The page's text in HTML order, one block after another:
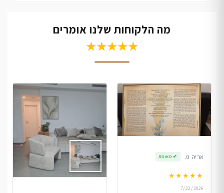
מה הלקוחות שלנו אומרים
★★★★★
אריה פ. ✔ מאומת
★★★★★
7/22/2026